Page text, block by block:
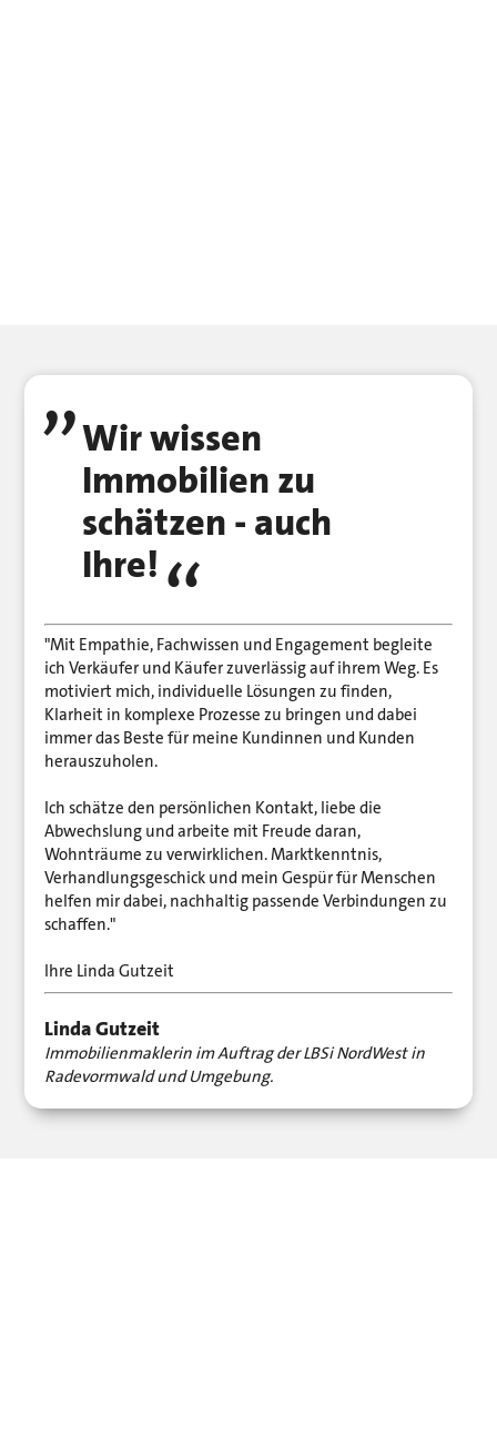
Wir wissen
Immobilien zu
schätzen - auch
Ihre!
"Mit Empathie, Fachwissen und Engagement begleite
ich Verkäufer und Käufer zuverlässig auf ihrem Weg. Es
motiviert mich, individuelle Lösungen zu finden,
Klarheit in komplexe Prozesse zu bringen und dabei
immer das Beste für meine Kundinnen und Kunden
herauszuholen.
Ich schätze den persönlichen Kontakt, liebe die
Abwechslung und arbeite mit Freude daran,
Wohnträume zu verwirklichen. Marktkenntnis,
Verhandlungsgeschick und mein Gespür für Menschen
helfen mir dabei, nachhaltig passende Verbindungen zu
schaffen."
Ihre Linda Gutzeit
Linda Gutzeit
Immobilienmaklerin im Auftrag der LBSi NordWest in
Radevormwald und Umgebung.